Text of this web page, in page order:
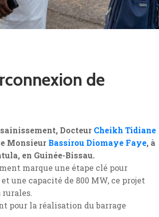
de
Docteur Cheikh Tidiane
Monsieur Bassirou Diomaye Faye, à
en Guinée-Bissau.
marque une étape clé pour
une capacité de 800 MW, ce projet
pour la réalisation du barrage